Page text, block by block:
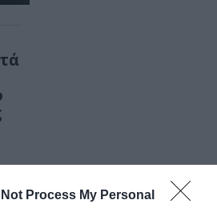
Not Process My Personal